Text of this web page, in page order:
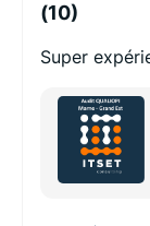
(10)
Super